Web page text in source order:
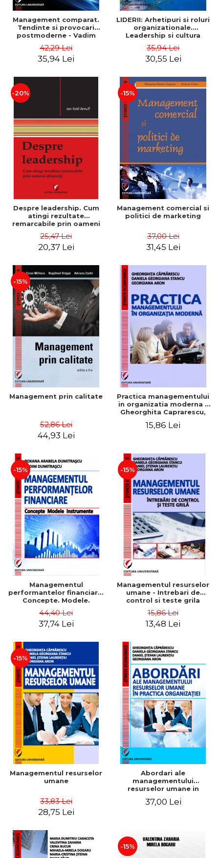
Management comparat.
Tendinte si provocari
postmoderne - Vadim
42,29 Lei
35,94 Lei
LIDERII: Arhetipuri si roluri
organizationale.
Leadership si cultura
Dumitrascu
35,94 Lei
30,55 Lei
-20%
Despre leadership. Cum
atingi rezultate
remarcabile prin oameni
25,47 Lei
20,37 Lei
-15%
Management comercial si
politici de marketing
37,00 Lei
31,45 Lei
-15%
Management prin calitate
52,86 Lei
44,93 Lei
Practica managementului
in organizatia moderna -
Gheorghita Caprarescu,
Georgiana Aron
15,86 Lei
-15%
Managementul
performantelor financiare.
Concepte. Modele.
44,40 Lei
37,74 Lei
-15%
Managementul resurselor
umane - Intrebari de
control si teste grila
15,86 Lei
13,48 Lei
-15%
Managementul resurselor
umane
33,83 Lei
28,75 Lei
Abordari ale
managementului
resurselor umane in
37,00 Lei
-15%